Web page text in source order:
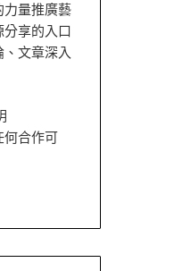
力量推廣藝
享的入口
文章深入
何合作可